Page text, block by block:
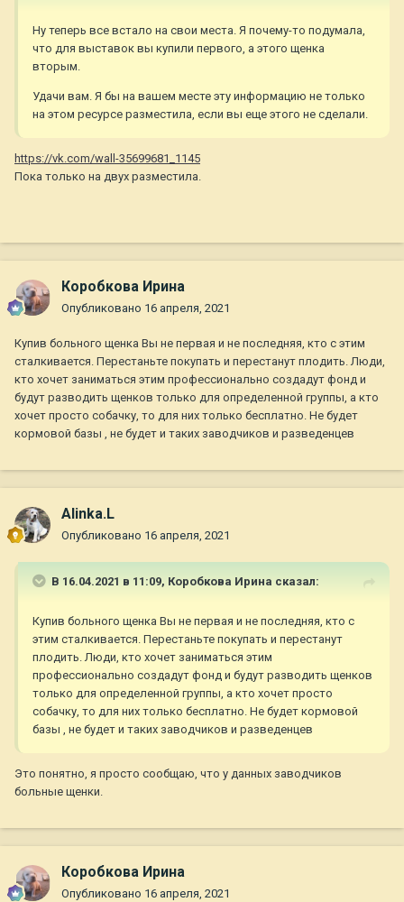
странные вещи... Если вы все знаете, имеете шоу щенка, т.е.
не первый раз покупаете собаку и в курсе всех тонкостей, то
почему вы не проверили всё до? Это конечно уже ничего не
Это странно мне очень. Обычно так ведут себя новички,
которые берут собаку для дивана и души, а не для выставок
пишите главное здоровье, а в итоге покупаете щенка даже
конечно. Теперь конечно очень бы хотелось привлечь к
зарегистрирован ли в принципе этот питомник в РКФ..."
сказали, что всё в порядке, собаки здоровы, крутой кобель
и т.д., а стала в теме перед покупкой второго щенка, т.к. с
мне лапши, а я с радостью в неё поверила, т.к. покупала
первую собаку. До этого я не думала, что существуют такие
люди, которые называются "заводчиками". Второй щенок
пойдёт на выставки.
Ну теперь все встало на свои места. Я почему-то подумала,
что для выставок вы купили первого, а этого щенка
вторым.
Удачи вам. Я бы на вашем месте эту информацию не только
на этом ресурсе разместила, если вы еще этого не сделали.
https://vk.com/wall-35699681_1145
Пока только на двух разместила.
Коробкова Ирина
Опубликовано 16 апреля, 2021
Купив больного щенка Вы не первая и не последняя, кто с этим
сталкивается. Перестаньте покупать и перестанут плодить. Люди,
кто хочет заниматься этим профессионально создадут фонд и
будут разводить щенков только для определенной группы, а кто
хочет просто собачку, то для них только бесплатно. Не будет
кормовой базы , не будет и таких заводчиков и разведенцев
Alinka.L
Опубликовано 16 апреля, 2021
В 16.04.2021 в 11:09, Коробкова Ирина сказал:
Купив больного щенка Вы не первая и не последняя, кто с
этим сталкивается. Перестаньте покупать и перестанут
плодить. Люди, кто хочет заниматься этим
профессионально создадут фонд и будут разводить щенков
только для определенной группы, а кто хочет просто
собачку, то для них только бесплатно. Не будет кормовой
базы , не будет и таких заводчиков и разведенцев
Это понятно, я просто сообщаю, что у данных заводчиков
больные щенки.
Коробкова Ирина
Опубликовано 16 апреля, 2021